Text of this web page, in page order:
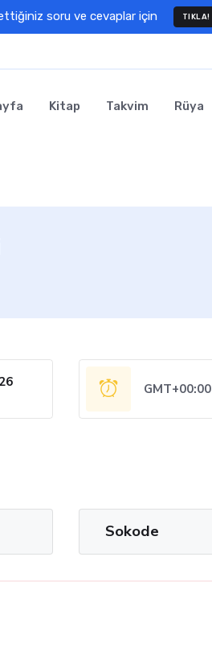
soru ve cevaplar için TIKLA!
Kitap Takvim Rüya
GMT+00:00
Sokode